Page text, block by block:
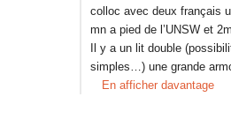
colloc avec deux français
mn a pied de l’UNSW et
Il y a un lit double
simples…) une grande
En afficher davantage